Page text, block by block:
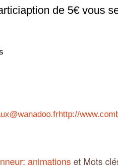
de 5€ vous
http://
animationset Mots